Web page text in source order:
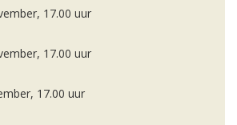
17.00 uur
17.00 uur
17.00 uur